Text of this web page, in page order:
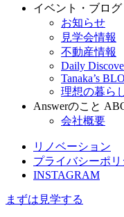
イベント・ブログ
お知らせ
見学会情報
不動産情報
Daily
Tanaka’s
理想の暮ら
Answerのこと
会社概要
リノベーション
プライバシーポリ
INSTAGRAM
まずは見学する